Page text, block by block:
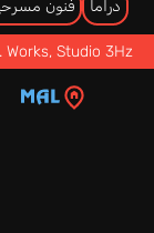
دراما فنون
Works, Studio 3Hz